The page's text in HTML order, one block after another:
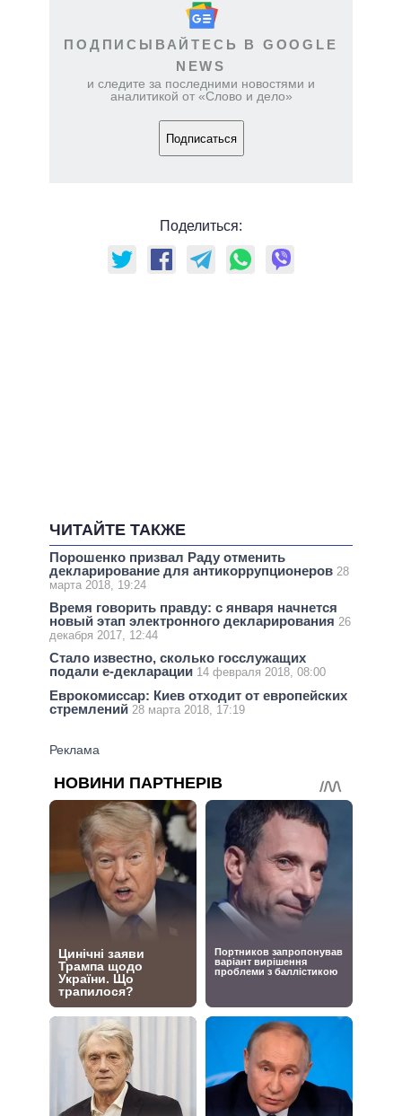
ПОДПИСЫВАЙТЕСЬ В GOOGLE
NEWS
и следите за последними новостями и
аналитикой от «Слово и дело»
Подписаться
Поделиться:
ЧИТАЙТЕ ТАКЖЕ
Порошенко призвал Раду отменить
декларирование для антикоррупционеров 28
марта 2018, 19:24
Время говорить правду: с января начнется
новый этап электронного декларирования 26
декабря 2017, 12:44
Стало известно, сколько госслужащих
подали е-декларации 14 февраля 2018, 08:00
Еврокомиссар: Киев отходит от европейских
стремлений 28 марта 2018, 17:19